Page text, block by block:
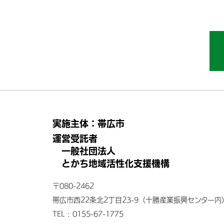
実施主体：帯広市
運営受託者
一般社団法人
とかち地域活性化支援機構
〒080-2462
帯広市西22条北2丁目23-9（十勝産業振興センター内
TEL : 0155-67-1775